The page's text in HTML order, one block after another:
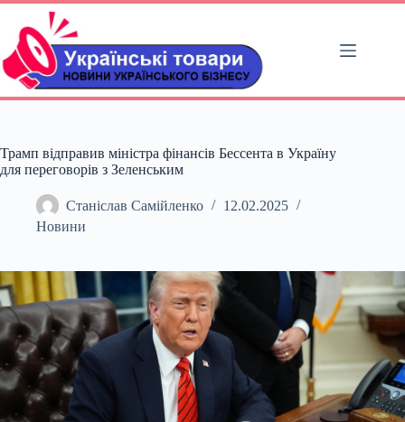
Перейти
вмісту
Трамп відправив міністра фінансів Бессента в Україну
для переговорів з Зеленським
Станіслав Самійленко
12.02.2025
Новини